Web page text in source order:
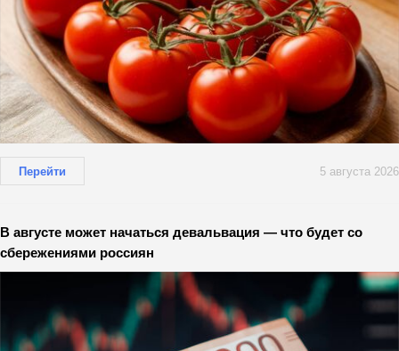
Перейти 5 августа 2026
В августе может начаться девальвация — что будет со
сбережениями россиян